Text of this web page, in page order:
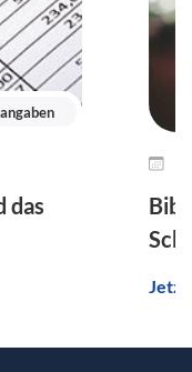
das
Jetzt